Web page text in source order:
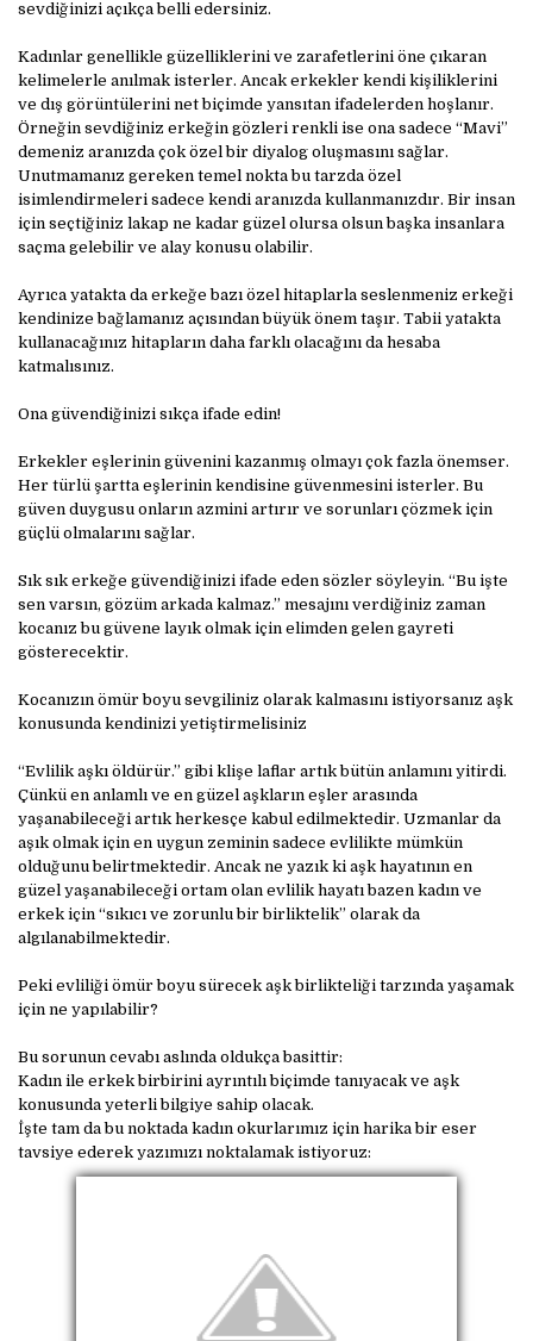
sevdiğinizi açıkça belli edersiniz.
Kadınlar genellikle güzelliklerini ve zarafetlerini öne çıkaran
kelimelerle anılmak isterler. Ancak erkekler kendi kişiliklerini
ve dış görüntülerini net biçimde yansıtan ifadelerden hoşlanır.
Örneğin sevdiğiniz erkeğin gözleri renkli ise ona sadece “Mavi”
demeniz aranızda çok özel bir diyalog oluşmasını sağlar.
Unutmamanız gereken temel nokta bu tarzda özel
isimlendirmeleri sadece kendi aranızda kullanmanızdır. Bir insan
için seçtiğiniz lakap ne kadar güzel olursa olsun başka insanlara
saçma gelebilir ve alay konusu olabilir.
Ayrıca yatakta da erkeğe bazı özel hitaplarla seslenmeniz erkeği
kendinize bağlamanız açısından büyük önem taşır. Tabii yatakta
kullanacağınız hitapların daha farklı olacağını da hesaba
katmalısınız.
Ona güvendiğinizi sıkça ifade edin!
Erkekler eşlerinin güvenini kazanmış olmayı çok fazla önemser.
Her türlü şartta eşlerinin kendisine güvenmesini isterler. Bu
güven duygusu onların azmini artırır ve sorunları çözmek için
güçlü olmalarını sağlar.
Sık sık erkeğe güvendiğinizi ifade eden sözler söyleyin. “Bu işte
sen varsın, gözüm arkada kalmaz.” mesajını verdiğiniz zaman
kocanız bu güvene layık olmak için elimden gelen gayreti
gösterecektir.
Kocanızın ömür boyu sevgiliniz olarak kalmasını istiyorsanız aşk
konusunda kendinizi yetiştirmelisiniz
“Evlilik aşkı öldürür.” gibi klişe laflar artık bütün anlamını yitirdi.
Çünkü en anlamlı ve en güzel aşkların eşler arasında
yaşanabileceği artık herkesçe kabul edilmektedir. Uzmanlar da
aşık olmak için en uygun zeminin sadece evlilikte mümkün
olduğunu belirtmektedir. Ancak ne yazık ki aşk hayatının en
güzel yaşanabileceği ortam olan evlilik hayatı bazen kadın ve
erkek için “sıkıcı ve zorunlu bir birliktelik” olarak da
algılanabilmektedir.
Peki evliliği ömür boyu sürecek aşk birlikteliği tarzında yaşamak
için ne yapılabilir?
Bu sorunun cevabı aslında oldukça basittir:
Kadın ile erkek birbirini ayrıntılı biçimde tanıyacak ve aşk
konusunda yeterli bilgiye sahip olacak.
İşte tam da bu noktada kadın okurlarımız için harika bir eser
tavsiye ederek yazımızı noktalamak istiyoruz: